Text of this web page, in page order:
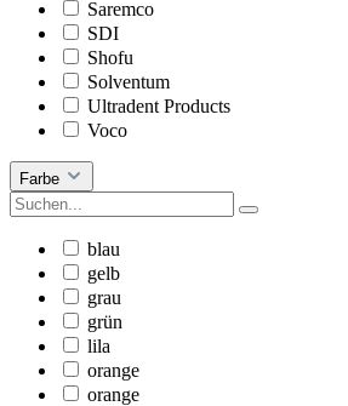
Saremco
SDI
Shofu
Solventum
Ultradent Products
Voco
Farbe
blau
gelb
grau
grün
lila
orange
orange